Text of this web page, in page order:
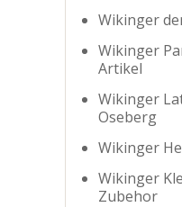
Wikinger
Wikinger
Artikel
Wikinger
Oseberg
Wikinger
Wikinger
Zubehor